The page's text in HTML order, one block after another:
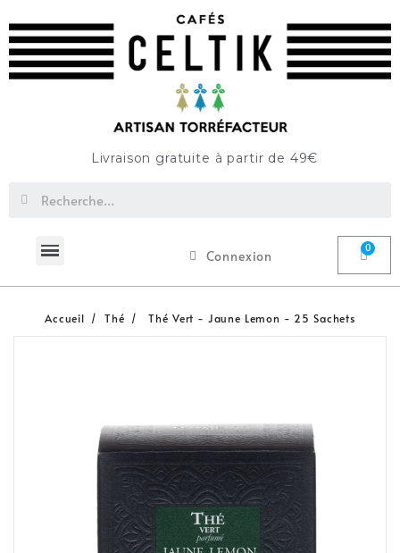
Livraison gratuite à partir de 49€
Connexion
Accueil Thé Thé Vert - Jaune Lemon - 25 Sachets